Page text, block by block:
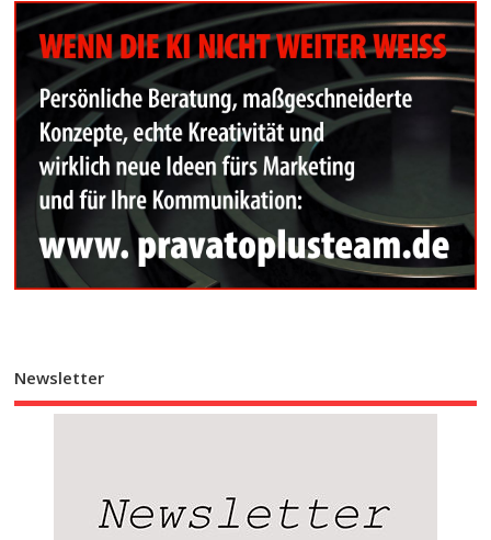
Newsletter